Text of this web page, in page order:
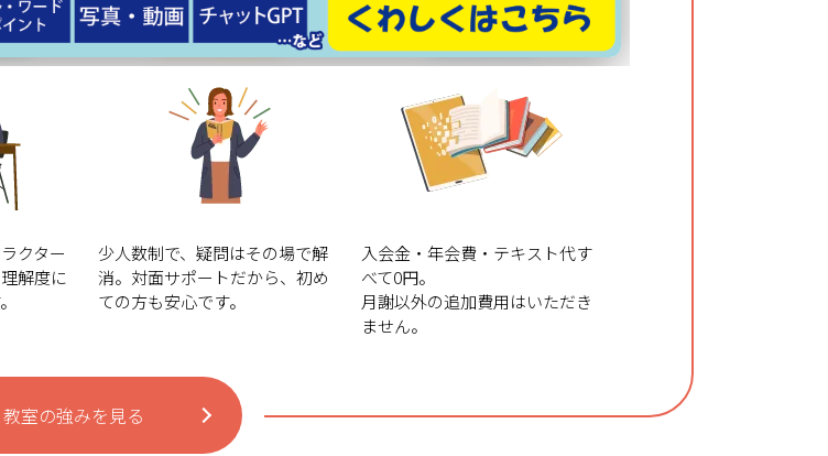
クター
解度に
質問できる
少人数制で、疑問はその場で解
消。対面サポートだから、初め
ての方も安心です。
無料進呈
入会金・年会費・テキスト代す
べて0円。
月謝以外の追加費用はいただき
ません。
教室の強みを見る